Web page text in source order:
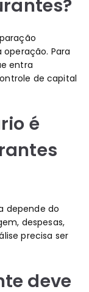
Para
entra
de capital
é
depende do
despesas,
precisa ser
deve